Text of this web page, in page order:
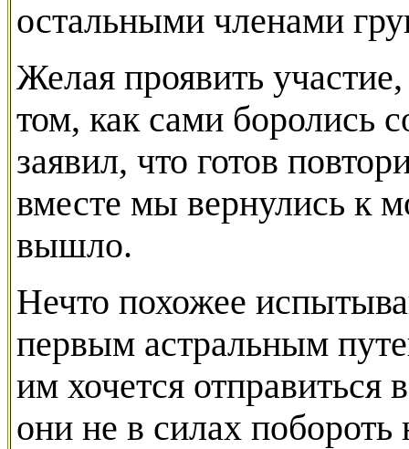
остальными членами
Желая проявить
том, как сами боролись
заявил, что готов
вместе мы вернулись к
вышло.
Нечто похожее
первым астральным
им хочется отправиться
они не в силах побороть